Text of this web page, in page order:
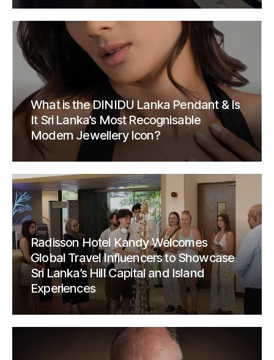
What is the DINIDU Lanka Pendant & Is
It Sri Lanka’s Most Recognisable
Modern Jewellery Icon?
Radisson Hotel Kandy Welcomes
Global Travel Influencers to Showcase
Sri Lanka’s Hill Capital and Island
Experiences